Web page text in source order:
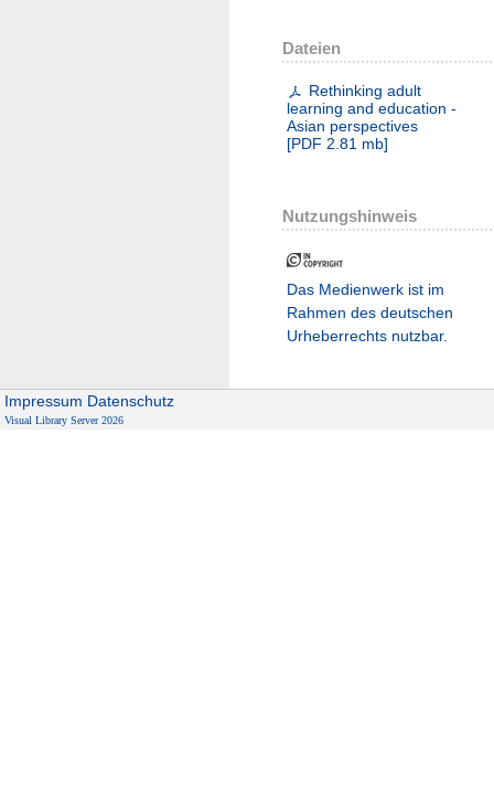
Dateien
Rethinking adult
learning and education -
Asian perspectives
[PDF 2.81 mb]
Nutzungshinweis
Das Medienwerk ist im
Rahmen des deutschen
Urheberrechts nutzbar.
Impressum Datenschutz
Visual Library Server 2026